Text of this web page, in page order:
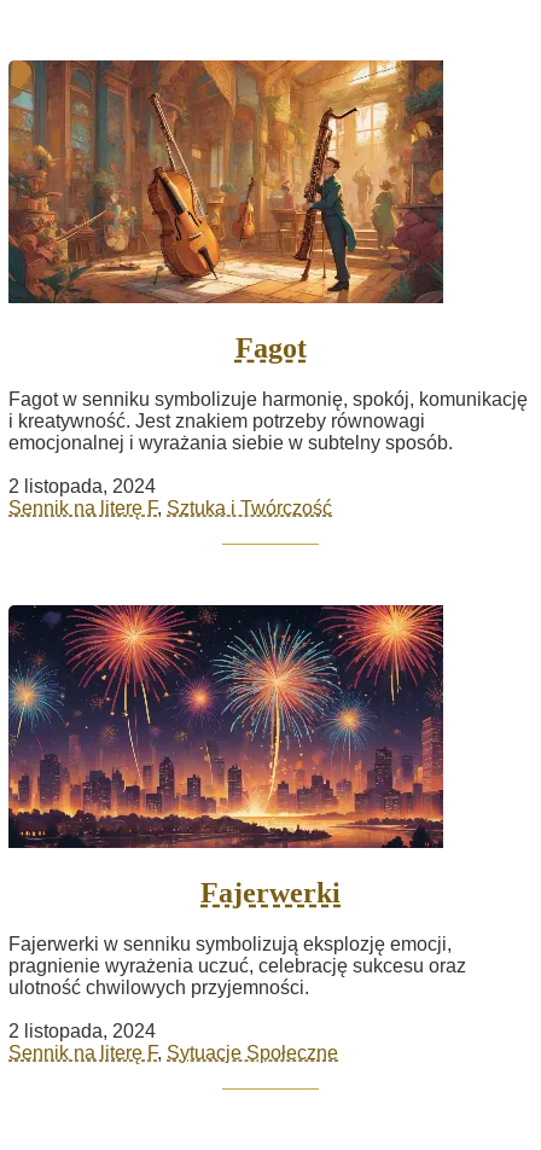
Fagot
Fagot w senniku symbolizuje harmonię, spokój, komunikację
i kreatywność. Jest znakiem potrzeby równowagi
emocjonalnej i wyrażania siebie w subtelny sposób.
2 listopada, 2024
Sennik na literę F, Sztuka i Twórczość
Fajerwerki
Fajerwerki w senniku symbolizują eksplozję emocji,
pragnienie wyrażenia uczuć, celebrację sukcesu oraz
ulotność chwilowych przyjemności.
2 listopada, 2024
Sennik na literę F, Sytuacje Społeczne